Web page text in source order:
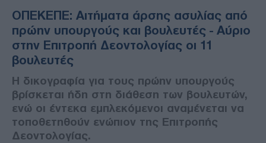
ΟΠΕΚΕΠΕ: Αιτήματα άρσης ασυλίας από
πρώην υπουργούς και βουλευτές - Αύριο
στην Επιτροπή Δεοντολογίας οι 11
βουλευτές
Η δικογραφία για τους πρώην υπουργούς
βρίσκεται ήδη στη διάθεση των βουλευτών,
ενώ οι έντεκα εμπλεκόμενοι αναμένεται να
τοποθετηθούν ενώπιον της Επιτροπής
Δεοντολογίας.